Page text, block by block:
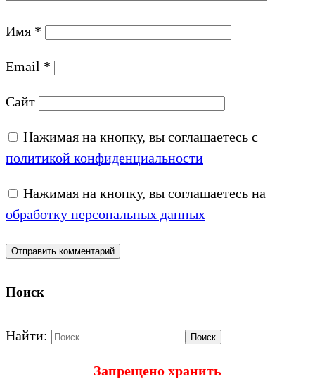
Имя *
Email *
Сайт
Нажимая на кнопку, вы соглашаетесь с
политикой конфиденциальности
Нажимая на кнопку, вы соглашаетесь на
обработку персональных данных
Поиск
Найти:
Запрещено хранить